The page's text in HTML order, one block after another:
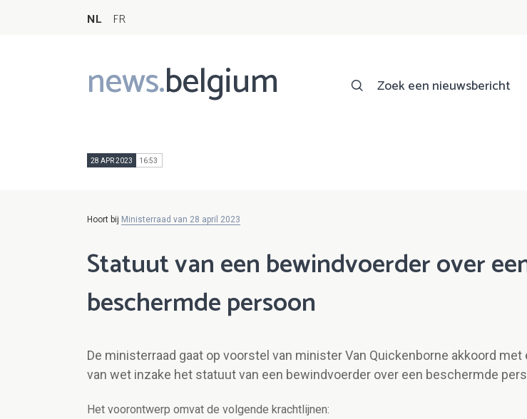
NL FR
news.belgium
Main
navigation
Zoek een nieuwsbericht
28 APR 2023 16:53
Hoort bij Ministerraad van 28 april 2023
Statuut van een bewindvoerder over
beschermde persoon
De ministerraad gaat op voorstel van minister Van Quickenborne akkoord
van wet inzake het statuut van een bewindvoerder over een beschermde
Het voorontwerp omvat de volgende krachtlijnen: